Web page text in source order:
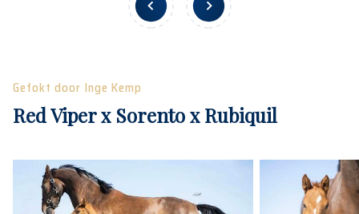
Gefokt door Inge Kemp
Red Viper x Sorento x Rubiquil